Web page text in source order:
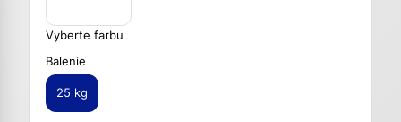
Vyberte farbu
Balenie
25 kg